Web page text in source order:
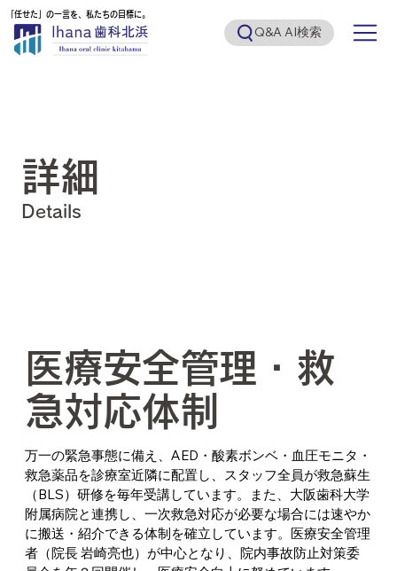
「任せた」の一言を、私たちの目標に。
「任せた」の一言を、私たちの目標に。
Q&A AI検索
詳細
Details
医療安全管理・救
急対応体制
万一の緊急事態に備え、AED・酸素ボンベ・血圧モニタ・
救急薬品を診療室近隣に配置し、スタッフ全員が救急蘇生
（BLS）研修を毎年受講しています。また、大阪歯科大学
附属病院と連携し、一次救急対応が必要な場合には速やか
に搬送・紹介できる体制を確立しています。医療安全管理
者（院長 岩崎亮也）が中心となり、院内事故防止対策委